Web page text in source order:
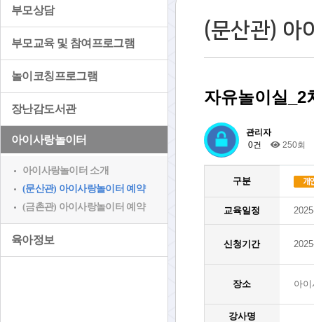
부모상담
부모교육 및 참여프로그램
놀이코칭프로그램
장난감도서관
아이사랑놀이터
아이사랑놀이터 소개
(문산관) 아이사랑놀이터 예약
(금촌관) 아이사랑놀이터 예약
육아정보
(문산관) 아
자유놀이실_2
관리자
0건
250회
구분
교육일정
신청기간
장소 아
강사명